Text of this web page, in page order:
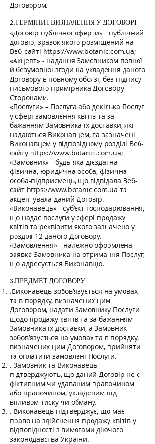
Договором.
2.ТЕРМІНИ І ВИЗНАЧЕННЯ У ДОГОВОРІ
«Договір публічної оферти» - публічний
договір, зразок якого розміщений на
Веб-сайті https://www.botanic.com.ua;
«Акцепт» - надання Замовником повної
й безумовної згоди на укладення даного
Договору в повному обсязі, без підпису
письмового примірника Договору
Сторонами.
«Послуги» – Послуга або декілька Послуг
у сфері замовлення квітів та за
бажанням Замовника їх доставки, які
надаються Виконавцем, та зазначені
Виконавцем у відповідному розділі Веб-
сайту https://www.botanic.com.ua;
«Замовник» - будь-яка дієздатна
фізична, юридична особа, фізична
особа-підприємець, що відвідала Веб-
сайт https://www.botanic.com.ua та
акцептувала даний Договір.
«Виконавець» - суб’єкт господарювання,
що надає послуги у сфері продажу
квітів та реквізити якого зазначено у
розділі 12 даного Договору.
«Замовлення» - належно оформлена
заявка Замовника на отримання Послуг,
що адресується Виконавцю.
3.ПРЕДМЕТ ДОГОВОРУ
.Виконавець зобов’язується на умовах
та в порядку, визначених цим
Договором, надати Замовнику Послуги
щодо продажу квітів та за бажанням
Замовника їх доставки, а Замовник
зобов’язується на умовах та в порядку,
визначених цим Договором, прийняти
та оплатити замовлені Послуги.
. Замовник та Виконавець
підтверджують, що даний Договір не є
фіктивним чи удаваним правочином
або правочином, укладеним під
впливом тиску чи обману.
. Виконавець підтверджує, що має
право на здійснення продажу квітів у
відповідності з вимогами діючого
законодавства України.